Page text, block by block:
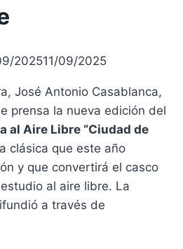
202511/09/2025
José Antonio Casablanca,
prensa la nueva edición del
al Aire Libre “Ciudad de
clásica que este año
y que convertirá el casco
al aire libre. La
a través de